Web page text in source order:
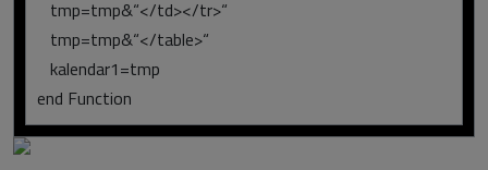
tmp=tmp&“</td></tr>“
tmp=tmp&“</table>“
kalendar1=tmp
end Function